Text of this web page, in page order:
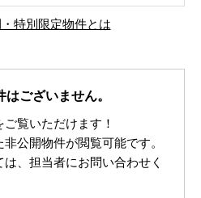
特別限定物件とは
ございません。
覧いただけます！
公開物件が閲覧可能です。
、担当者にお問い合わせく